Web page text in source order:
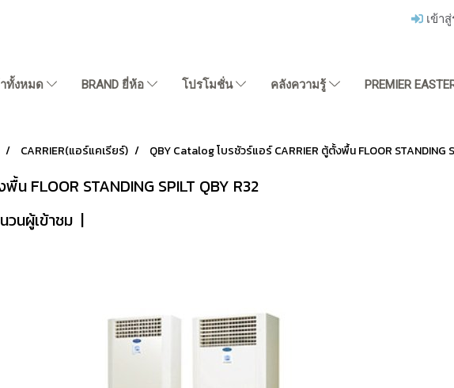
เข้า
ทั้งหมด BRAND ยี่ห้อ โปรโมชั่น คลังความรู้ PREMIER
CARRIER(แอร์แคเรียร์) QBY Catalog โบรชัวร์แอร์ CARRIER ตู้ตั้งพื้น FLOOR STANDING
FLOOR STANDING SPILT QBY R32
วนผู้เข้าชม |